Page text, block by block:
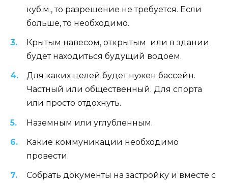
куб.м., то разрешение не требуется. Если
больше, то необходимо.
Крытым навесом, открытым или в здании
будет находиться будущий водоем.
Для каких целей будет нужен бассейн.
Частный или общественный. Для спорта
или просто отдохнуть.
Наземным или углубленным.
Какие коммуникации необходимо
провести.
Собрать документы на застройку и вместе с